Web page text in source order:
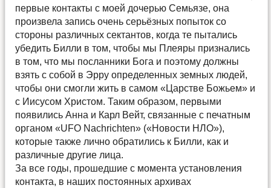
первые контакты с моей дочерью Семьязе, она
произвела запись очень серьёзных попыток со
стороны различных сектантов, когда те пытались
убедить Билли в том, чтобы мы Плеяры признались
в том, что мы посланники Бога и поэтому должны
взять с собой в Эрру определенных земных людей,
чтобы они смогли жить в самом «Царстве Божьем» и
с Иисусом Христом. Таким образом, первыми
появились Анна и Карл Вейт, связанные с печатным
органом «UFO Nachrichten» («Новости НЛО»),
которые также лично обратились к Билли, как и
различные другие лица.
За все годы, прошедшие с момента установления
контакта, в наших постоянных архивах